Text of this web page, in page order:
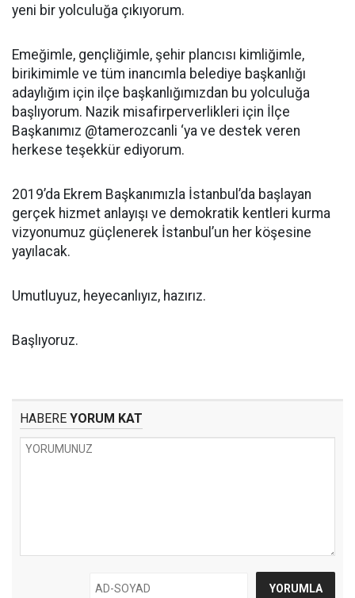
yeni bir yolculuğa çıkıyorum.
Emeğimle, gençliğimle, şehir plancısı kimliğimle,
birikimimle ve tüm inancımla belediye başkanlığı
adaylığım için ilçe başkanlığımızdan bu yolculuğa
başlıyorum. Nazik misafirperverlikleri için İlçe
Başkanımız @tamerozcanli ‘ya ve destek veren
herkese teşekkür ediyorum.
2019’da Ekrem Başkanımızla İstanbul’da başlayan
gerçek hizmet anlayışı ve demokratik kentleri kurma
vizyonumuz güçlenerek İstanbul’un her köşesine
yayılacak.
Umutluyuz, heyecanlıyız, hazırız.
Başlıyoruz.
HABERE YORUM KAT